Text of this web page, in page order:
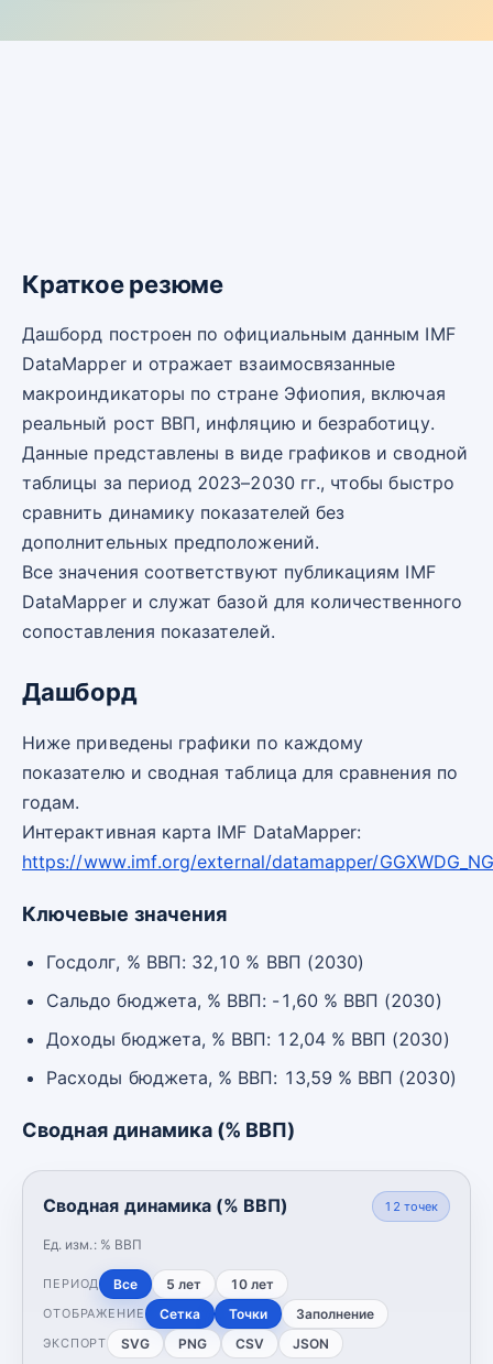
Краткое резюме
Дашборд построен по официальным данным IMF
DataMapper и отражает взаимосвязанные
макроиндикаторы по стране Эфиопия, включая
реальный рост ВВП, инфляцию и безработицу.
Данные представлены в виде графиков и сводной
таблицы за период 2023–2030 гг., чтобы быстро
сравнить динамику показателей без
дополнительных предположений.
Все значения соответствуют публикациям IMF
DataMapper и служат базой для количественного
сопоставления показателей.
Дашборд
Ниже приведены графики по каждому
показателю и сводная таблица для сравнения по
годам.
Интерактивная карта IMF DataMapper:
https://www.imf.org/external/datamapper/
Ключевые значения
Госдолг, % ВВП: 32,10 % ВВП (2030)
Сальдо бюджета, % ВВП: -1,60 % ВВП (2030)
Доходы бюджета, % ВВП: 12,04 % ВВП (2030)
Расходы бюджета, % ВВП: 13,59 % ВВП (2030)
Сводная динамика (% ВВП)
Сводная динамика (% ВВП)
Ед. изм.: % ВВП
12 точек
ПЕРИОД Все 5 лет 10 лет
ОТОБРАЖЕНИЕ Сетка Точки Заполнение
ЭКСПОРТ SVG PNG CSV JSON